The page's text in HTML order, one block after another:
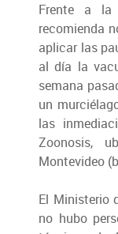
Frente a la
recomienda
aplicar las
al día la
semana
un
las
Zoonosis,
Montevideo
El Ministerio
no hubo